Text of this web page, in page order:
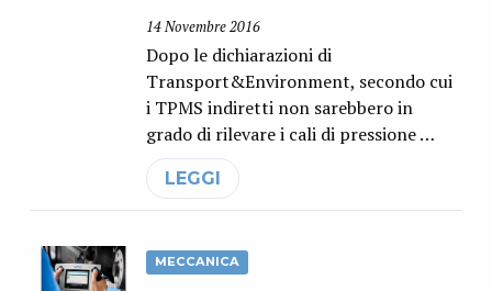
14 Novembre 2016
Dopo le dichiarazioni di
Transport&Environment, secondo cui
i TPMS indiretti non sarebbero in
grado di rilevare i cali di pressione …
LEGGI
MECCANICA